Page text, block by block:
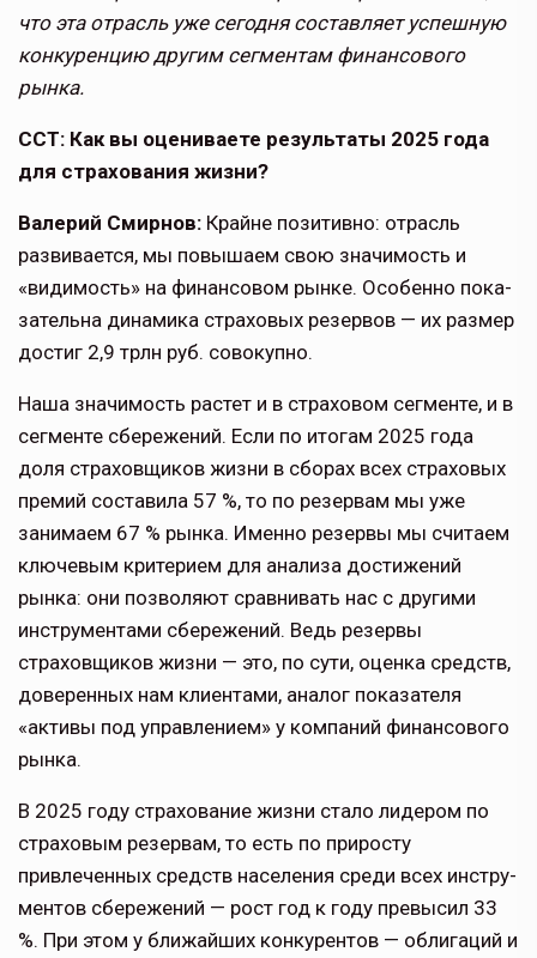
что эта отрасль уже сегодня составляет успешную
конкуренцию другим сегментам финансового
рынка.
ССТ: Как вы оцениваете результаты 2025 года
для страхования жизни?
Валерий Смирнов: Крайне позитивно: отрасль
развивается, мы повыша­ем свою значимость и
«видимость» на финансовом рынке. Особенно пока­
зательна динамика страховых резер­вов — их размер
достиг 2,9 трлн руб. совокупно.
Наша значимость растет и в страхо­вом сегменте, и в
сегменте сбережений. Если по итогам 2025 года
доля страхов­щиков жизни в сборах всех страховых
премий составила 57 %, то по резервам мы уже
занимаем 67 % рынка. Имен­но резервы мы считаем
ключевым критерием для анализа достижений
рынка: они позволяют сравнивать нас с другими
инструментами сбережений. Ведь резервы
страховщиков жизни — это, по сути, оценка средств,
доверен­ных нам клиентами, аналог показателя
«активы под управлением» у компаний финансового
рынка.
В 2025 году страхование жизни стало лидером по
страховым резервам, то есть по приросту
привлеченных средств населения среди всех инстру­
ментов сбережений — рост год к году превысил 33
%. При этом у бли­жайших конкурентов — облигаций и